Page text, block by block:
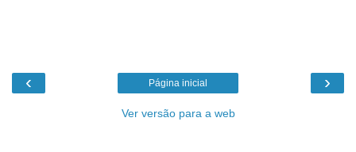
‹ ›
Página inicial
Ver versão para a web